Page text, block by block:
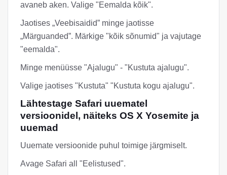
avaneb aken. Valige "Eemalda kõik".
Jaotises „Veebisaidid” minge jaotisse
„Märguanded”. Märkige "kõik sõnumid" ja vajutage
"eemalda".
Minge menüüsse "Ajalugu" - "Kustuta ajalugu".
Valige jaotises "Kustuta" "Kustuta kogu ajalugu".
Lähtestage Safari uuematel
versioonidel, näiteks OS X Yosemite ja
uuemad
Uuemate versioonide puhul toimige järgmiselt.
Avage Safari all "Eelistused".